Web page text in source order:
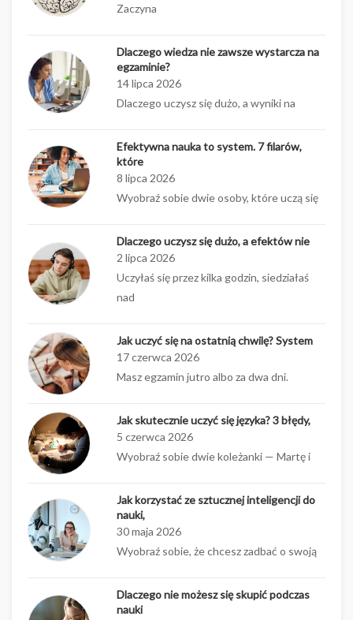
Zaczyna
Dlaczego wiedza nie zawsze wystarcza na
egzaminie?
14 lipca 2026
Dlaczego uczysz się dużo, a wyniki na
Efektywna nauka to system. 7 filarów,
które
8 lipca 2026
Wyobraź sobie dwie osoby, które uczą się
Dlaczego uczysz się dużo, a efektów nie
2 lipca 2026
Uczyłaś się przez kilka godzin, siedziałaś
nad
Jak uczyć się na ostatnią chwilę? System
17 czerwca 2026
Masz egzamin jutro albo za dwa dni.
Jak skutecznie uczyć się języka? 3 błędy,
5 czerwca 2026
Wyobraź sobie dwie koleżanki — Martę i
Jak korzystać ze sztucznej inteligencji do
nauki,
30 maja 2026
Wyobraź sobie, że chcesz zadbać o swoją
Dlaczego nie możesz się skupić podczas
nauki